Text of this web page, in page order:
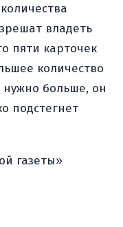
владеть
пяти карточек
количество
нужно больше, он
подстегнет
газеты»